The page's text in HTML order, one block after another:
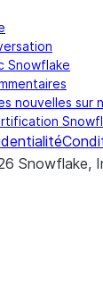
Snowflake
nouvelles sur
Snowflake,